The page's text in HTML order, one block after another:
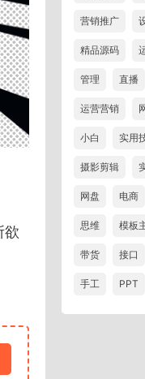
欲
营销推广
精品源码
管理 直播
运营营销
小白 实用
摄影剪辑
网盘 电商
思维 模板
带货 接口
手工 PPT